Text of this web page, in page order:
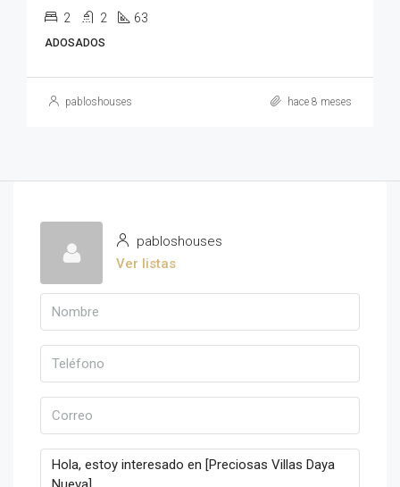
2 2 63
ADOSADOS
pabloshouses hace 8 meses
pabloshouses
Ver listas